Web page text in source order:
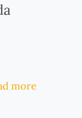
more